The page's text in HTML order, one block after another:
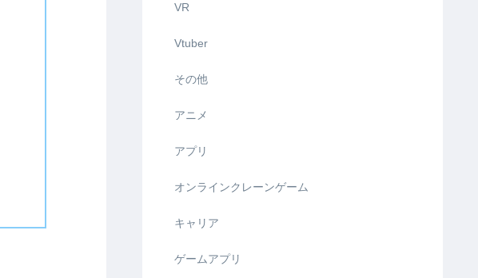
VR
Vtuber
その他
アニメ
アプリ
オンラインクレーンゲーム
キャリア
ゲームアプリ